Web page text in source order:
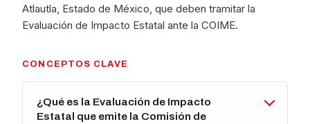
Atlautla, Estado de México, que deben tramitar la
Evaluación de Impacto Estatal ante la COIME.
CONCEPTOS CLAVE
¿Qué es la Evaluación de Impacto
Estatal que emite la Comisión de